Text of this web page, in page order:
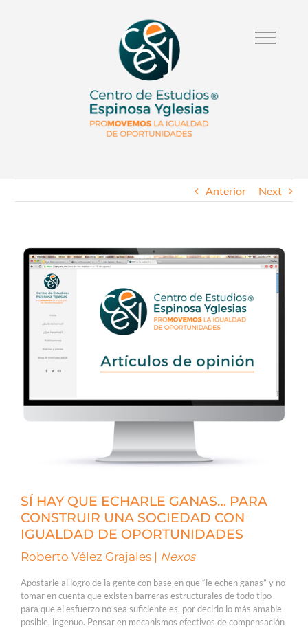
Anterior Next
SÍ HAY QUE ECHARLE GANAS… PARA
CONSTRUIR UNA SOCIEDAD CON
IGUALDAD DE OPORTUNIDADES
Roberto Vélez Grajales | Nexos
Apostarle al logro de la gente con base en que “le echen ganas” y no
tomar en cuenta que existen barreras estructurales de todo tipo
para que el esfuerzo no sea suficiente es, por decirlo lo más amable
posible, ingenuo. Pensar en mecanismos efectivos de compensación